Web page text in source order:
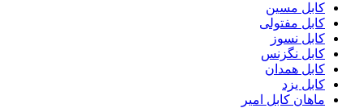
کابل مسین
کابل مفتولی
کابل نسوز
کابل نگزنس
کابل همدان
کابل یزد
ماهان کابل امیر